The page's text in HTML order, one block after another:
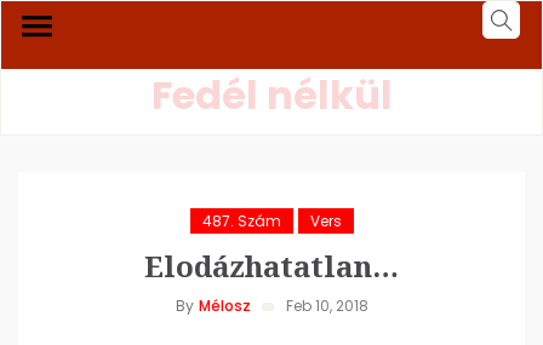
Fedél nélkül
487. Szám Vers
Elodázhatatlan…
By Mélosz Feb 10, 2018